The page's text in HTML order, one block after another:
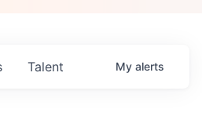
Talent My alerts